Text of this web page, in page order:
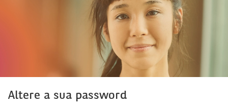
Altere a sua password